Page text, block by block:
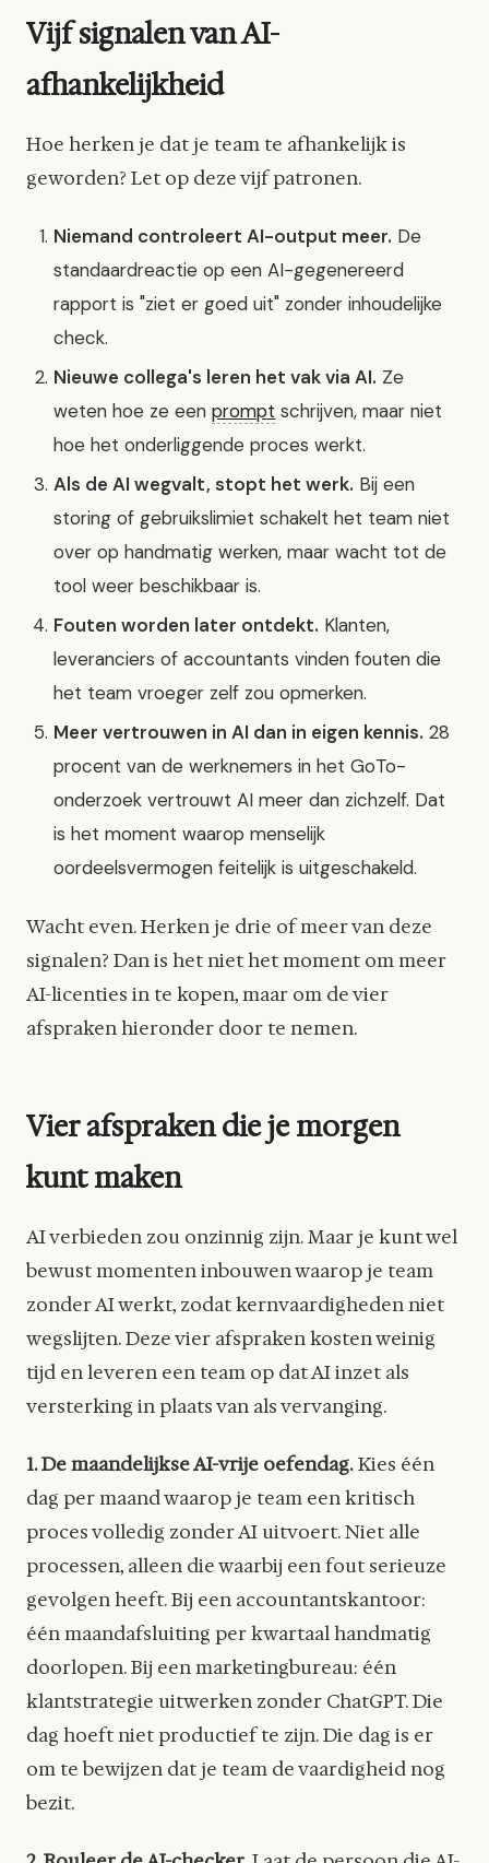
Vijf signalen van AI-
afhankelijkheid
Hoe herken je dat je team te afhankelijk is
geworden? Let op deze vijf patronen.
Niemand controleert AI-output meer. De
standaardreactie op een AI-gegenereerd
rapport is "ziet er goed uit" zonder inhoudelijke
check.
Nieuwe collega's leren het vak via AI. Ze
weten hoe ze eenprompt schrijven, maar niet
hoe het onderliggende proces werkt.
Als de AI wegvalt, stopt het werk. Bij een
storing of gebruikslimiet schakelt het team niet
over op handmatig werken, maar wacht tot de
tool weer beschikbaar is.
Fouten worden later ontdekt. Klanten,
leveranciers of accountants vinden fouten die
het team vroeger zelf zou opmerken.
Meer vertrouwen in AI dan in eigen kennis. 28
procent van de werknemers in het GoTo-
onderzoek vertrouwt AI meer dan zichzelf. Dat
is het moment waarop menselijk
oordeelsvermogen feitelijk is uitgeschakeld.
Wacht even. Herken je drie of meer van deze
signalen? Dan is het niet het moment om meer
AI-licenties in te kopen, maar om de vier
afspraken hieronder door te nemen.
Vier afspraken die je morgen
kunt maken
AI verbieden zou onzinnig zijn. Maar je kunt wel
bewust momenten inbouwen waarop je team
zonder AI werkt, zodat kernvaardigheden niet
wegslijten. Deze vier afspraken kosten weinig
tijd en leveren een team op dat AI inzet als
versterking in plaats van als vervanging.
1. De maandelijkse AI-vrije oefendag.Kies één
dag per maand waarop je team een kritisch
proces volledig zonder AI uitvoert. Niet alle
processen, alleen die waarbij een fout serieuze
gevolgen heeft. Bij een accountantskantoor:
één maandafsluiting per kwartaal handmatig
doorlopen. Bij een marketingbureau: één
klantstrategie uitwerken zonder ChatGPT. Die
dag hoeft niet productief te zijn. Die dag is er
om te bewijzen dat je team de vaardigheid nog
bezit.